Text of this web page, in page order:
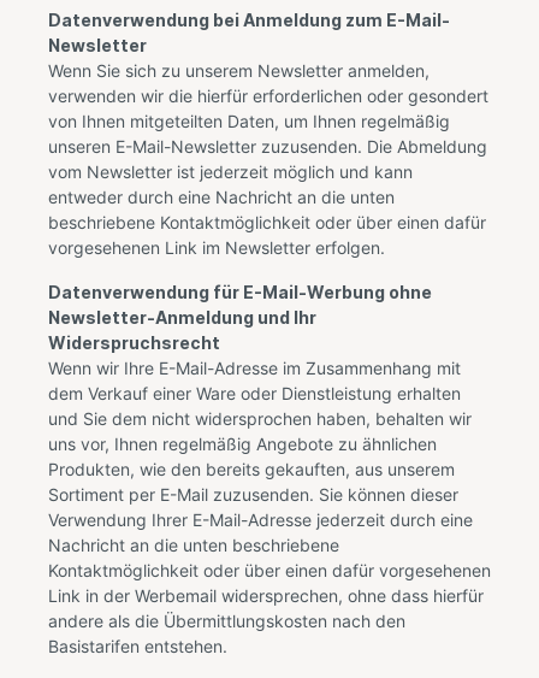
Datenverwendung bei Anmeldung zum E-Mail-
Newsletter
Wenn Sie sich zu unserem Newsletter anmelden,
verwenden wir die hierfür erforderlichen oder gesondert
von Ihnen mitgeteilten Daten, um Ihnen regelmäßig
unseren E-Mail-Newsletter zuzusenden. Die Abmeldung
vom Newsletter ist jederzeit möglich und kann
entweder durch eine Nachricht an die unten
beschriebene Kontaktmöglichkeit oder über einen dafür
vorgesehenen Link im Newsletter erfolgen.
Datenverwendung für E-Mail-Werbung ohne
Newsletter-Anmeldung und Ihr
Widerspruchsrecht
Wenn wir Ihre E-Mail-Adresse im Zusammenhang mit
dem Verkauf einer Ware oder Dienstleistung erhalten
und Sie dem nicht widersprochen haben, behalten wir
uns vor, Ihnen regelmäßig Angebote zu ähnlichen
Produkten, wie den bereits gekauften, aus unserem
Sortiment per E-Mail zuzusenden. Sie können dieser
Verwendung Ihrer E-Mail-Adresse jederzeit durch eine
Nachricht an die unten beschriebene
Kontaktmöglichkeit oder über einen dafür vorgesehenen
Link in der Werbemail widersprechen, ohne dass hierfür
andere als die Übermittlungskosten nach den
Basistarifen entstehen.